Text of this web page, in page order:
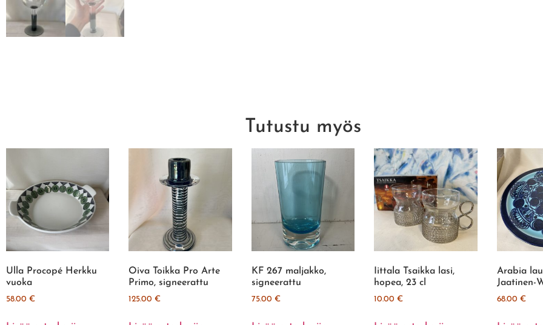
Tutustu myös
Ulla Procopé Herkku
vuoka
58.00 €
Oiva Toikka Pro Arte
Primo, signeerattu
125.00€
KF 267 maljakko,
signeerattu
75.00 €
Iittala Tsaikka lasi,
hopea, 23 cl
10.00€
Arabia
Jaatinen-
68.00 €